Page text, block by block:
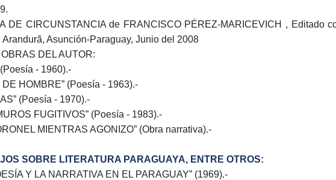
DE CIRCUNSTANCIA de FRANCISCO PÉREZ-MARICEVICH , Editado
Arandurã, Asunción-Paraguay, Junio del 2008
DEL AUTOR:
(Poesía - 1960).-
DE HOMBRE” (Poesía - 1963).-
(Poesía - 1970).-
FUGITIVOS” (Poesía - 1983).-
MIENTRAS AGONIZO” (Obra narrativa).-
SOBRE LITERATURA PARAGUAYA, ENTRE OTROS:
Y LA NARRATIVA EN EL PARAGUAY” (1969).-